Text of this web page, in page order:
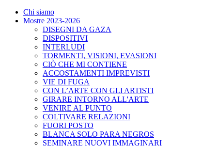
Chi siamo
Mostre 2023-2026
DISEGNI DA GAZA
DISPOSITIVI
INTERLUDI
TORMENTI, VISIONI, EVASIONI
CIÒ CHE MI CONTIENE
ACCOSTAMENTI IMPREVISTI
VIE DI FUGA
CON L’ARTE CON GLI ARTISTI
GIRARE INTORNO ALL'ARTE
VENIRE AL PUNTO
COLTIVARE RELAZIONI
FUORI POSTO
BLANCA SOLO PARA NEGROS
SEMINARE NUOVI IMMAGINARI